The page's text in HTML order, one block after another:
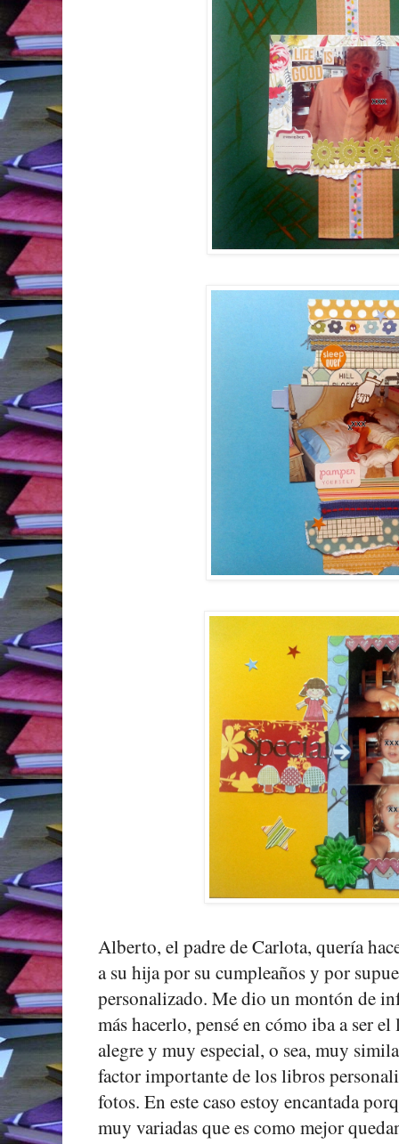
Alberto, el padre de Carlota, quería
a su hija por su cumpleaños y por
personalizado. Me dio un montón de
más hacerlo, pensé en cómo iba a ser
alegre y muy especial, o sea, muy
factor importante de los libros
fotos. En este caso estoy encantada
muy variadas que es como mejor